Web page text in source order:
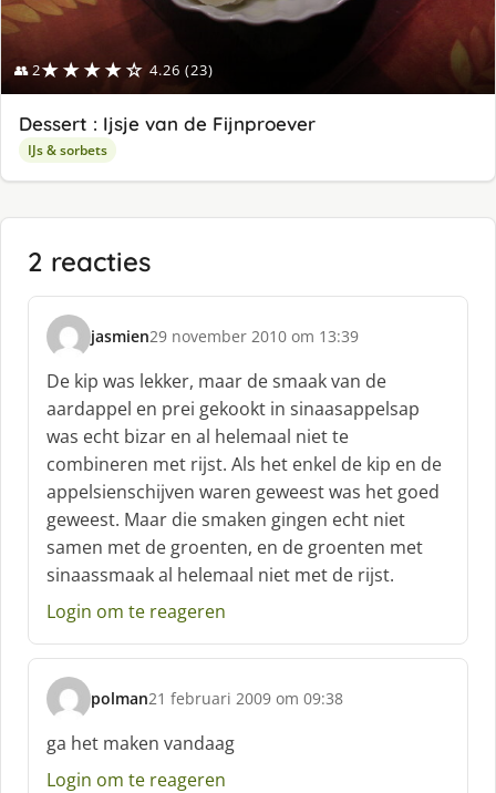
👥 2★★★★☆ 4.26 (23)
Dessert : Ijsje van de Fijnproever
IJs & sorbets
2 reacties
jasmien
s
c
h
r
e
e
f
29 november 2010 om 13:39
De kip was lekker, maar de smaak van de
aardappel en prei gekookt in sinaasappelsap
was echt bizar en al helemaal niet te
combineren met rijst. Als het enkel de kip en de
appelsienschijven waren geweest was het goed
geweest. Maar die smaken gingen echt niet
samen met de groenten, en de groenten met
sinaassmaak al helemaal niet met de rijst.
Login om te reageren
polman
s
h
r
21 februari 2009 om 09:38
ga het maken vandaag
Login om te reageren